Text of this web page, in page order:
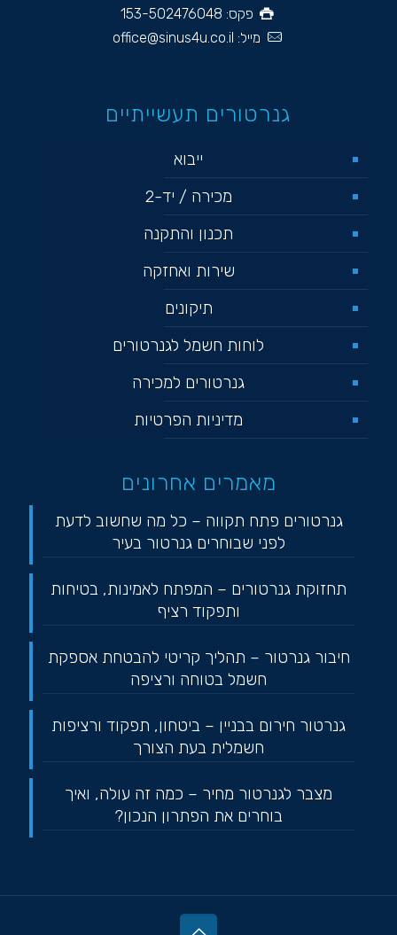
פקס: 153-502476048
מייל: office@sinus4u.co.il
גנרטורים תעשייתיים
ייבוא
מכירה / יד-2
תכנון והתקנה
שירות ואחזקה
תיקונים
לוחות חשמל לגנרטורים
גנרטורים למכירה
מדיניות הפרטיות
מאמרים אחרונים
גנרטורים פתח תקווה – כל מה שחשוב לדעת
לפני שבוחרים גנרטור בעיר
תחזוקת גנרטורים – המפתח לאמינות, בטיחות
ותפקוד רציף
חיבור גנרטור – תהליך קריטי להבטחת אספקת
חשמל בטוחה ורציפה
גנרטור חירום בבניין – ביטחון, תפקוד ורציפות
חשמלית בעת הצורך
מצבר לגנרטור מחיר – כמה זה עולה, ואיך
בוחרים את הפתרון הנכון?